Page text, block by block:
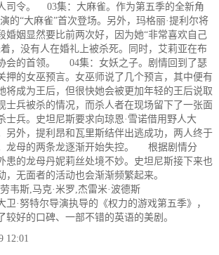
司令。 03集：大麻雀。作为第五季的全新角
的“大麻雀”首次登场。另外，玛格丽·提利尔将
婚姻显然要比前两次好，因为她“非常喜欢自己
，没有人在婚礼上被杀死。同时，艾莉亚在布
会的首领。 04集：女妖之子。剧情回到了瑟
押的女巫预言。女巫师说了几个预言，其中便有
将成为王后，但很快她会被更加年轻的王后说取
士兵被杀的情况，而杀人者在现场留下了一张面
士兵。史坦尼斯要求向琼恩·雪诺借用野人大
另外，提利昂和瓦里斯结伴出逃成功，两人终于
龙母的两条龙逐渐开始失控。 根据剧情分
患的龙母丹妮莉丝处境不妙。史坦尼斯接下来也
，无面者的活动也会渐渐频繁起来。
韦斯,马克·米罗,杰雷米·波德斯
卫·努特尔导演执导的《权力的游戏第五季》，
较好的口碑、一部不错的英语的美剧。
12:01